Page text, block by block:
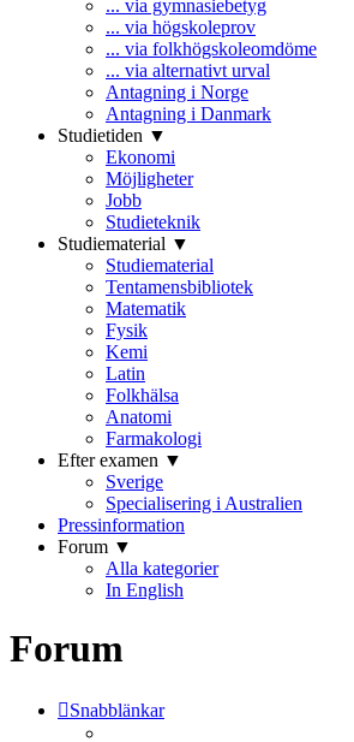
... via gymnasiebetyg
... via högskoleprov
... via folkhögskoleomdöme
... via alternativt urval
Antagning i Norge
Antagning i Danmark
Studietiden ▼
Ekonomi
Möjligheter
Jobb
Studieteknik
Studiematerial ▼
Studiematerial
Tentamensbibliotek
Matematik
Fysik
Kemi
Latin
Folkhälsa
Anatomi
Farmakologi
Efter examen ▼
Sverige
Specialisering i Australien
Pressinformation
Forum ▼
Alla kategorier
In English
Forum
Snabblänkar